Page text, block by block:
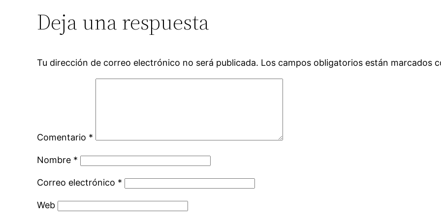
Deja una respuesta
Tu dirección de correo electrónico no será publicada. Los campos obligatorios están marcados
Comentario *
Nombre *
Correo electrónico *
Web